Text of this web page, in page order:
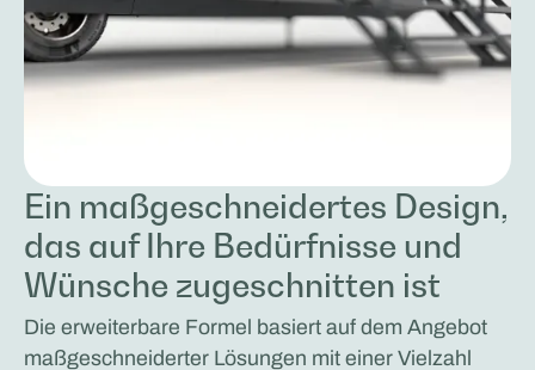
Ein maßgeschneidertes Design,
das auf Ihre Bedürfnisse und
Wünsche zugeschnitten ist
Die erweiterbare Formel basiert auf dem Angebot
maßgeschneiderter Lösungen mit einer Vielzahl